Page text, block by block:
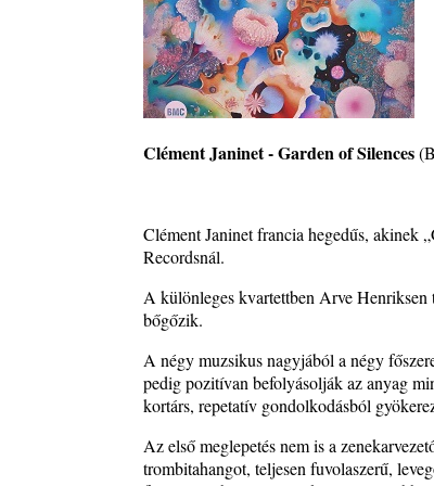
2026. augusztus 05.
Magyar Jazz ABC – 541. rész: Juhász
2026. augusztus 05.
Jazz-rock albumok 1983-ból - John Scofield
Light”
2026. augusztus 05.
Kikkel beszéltem 2.0 – 5. rész: D
2026. augusztus 04.
Lemezek a hatvanas-hetvenes évekből -
Ashby – Memoirs
2026. augusztus 04.
10 éve halt meg lapunk főszerkesztő-
Attila
2026. augusztus 04.
45 éve történt… Jazz-rock albumok 1981-
„Drivin’ Hard”
Clément Janinet - Garden of Silences
Clément Janinet francia hegedűs, akinek
Recordsnál.
A különleges kvartettben Arve
bőgőzik.
A négy muzsikus nagyjából a négy
pedig pozitívan befolyásolják az anyag
kortárs, repetatív gondolkodásból
Az első meglepetés nem is a
trombitahangot, teljesen fuvolaszerű,